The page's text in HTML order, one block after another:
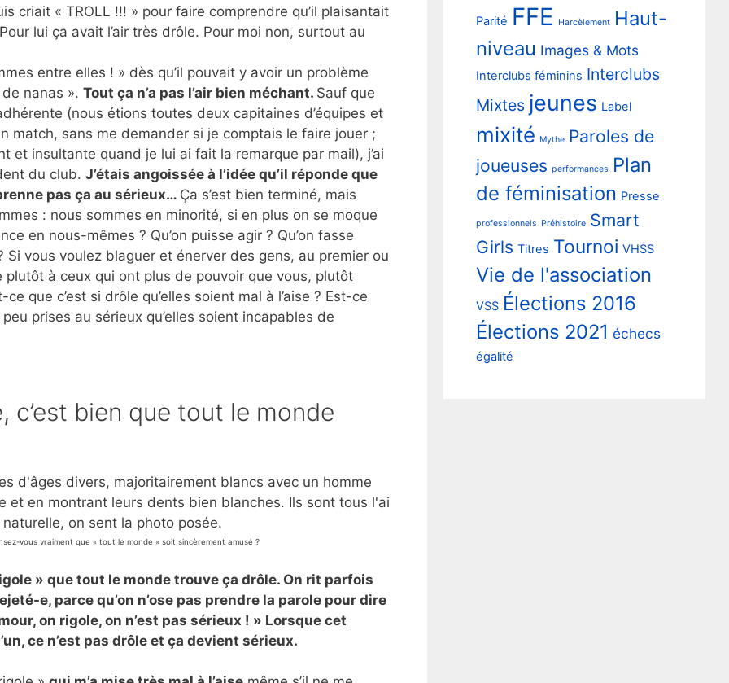
criait « TROLL !!! » pour faire comprendre qu’il plaisantait
lui ça avait l’air très drôle. Pour moi non, surtout au
entre elles ! » dès qu’il pouvait y avoir un problème
nanas ». Tout ça n’a pas l’air bien méchant. Sauf que
(nous étions toutes deux capitaines d’équipes et
match, sans me demander si je comptais le faire jouer ;
insultante quand je lui ai fait la remarque par mail), j’ai
du club. J’étais angoissée à l’idée qu’il réponde que
pas ça au sérieux… Ça s’est bien terminé, mais
: nous sommes en minorité, si en plus on se moque
en nous-mêmes ? Qu’on puisse agir ? Qu’on fasse
vous voulez blaguer et énerver des gens, au premier ou
à ceux qui ont plus de pouvoir que vous, plutôt
que c’est si drôle qu’elles soient mal à l’aise ? Est-ce
prises au sérieux qu’elles soient incapables de
bien que tout le monde
vous vraiment que « tout le monde » soit sincèrement amusé ?
» que tout le monde trouve ça drôle. On rit parfois
e, parce qu’on n’ose pas prendre la parole pour dire
on rigole, on n’est pas sérieux ! » Lorsque cet
ce n’est pas drôle et ça devient sérieux.
Parité FFE Harcèlement Haut-
niveau Images & Mots
Interclubs féminins Interclubs
Mixtes jeunes Label
mixité Mythe Paroles de
joueuses performances
Plan
de féminisation Presse
professionnels Préhistoire Smart
Girls Titres Tournoi VHSS
Vie de l'association
VSS Élections 2016
Élections 2021 échecs
égalité